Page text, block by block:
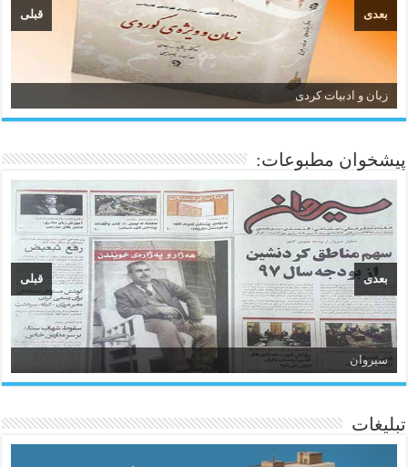
زبان و ادبیات کردی
قبلی بعدی
پیشخوان مطبوعات:
سیروان
ئاژانسی هەواڵی مێهر
قبلی بعدی
تبلیغات